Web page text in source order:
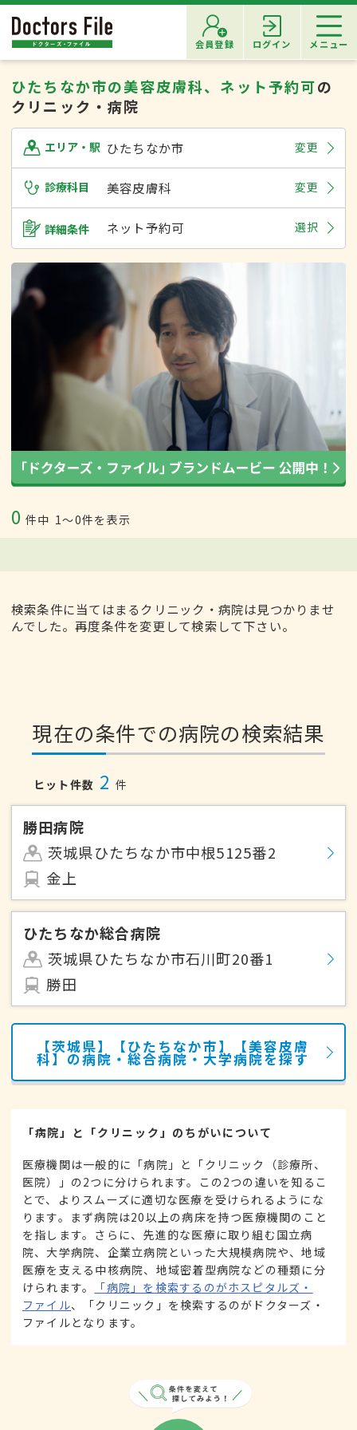
会員登録 ログイン メニュー
ひたちなか市の美容皮膚科、ネット予約可の
クリニック・病院
エリア・駅 ひたちなか市 変更
診療科目 美容皮膚科 変更
詳細条件 ネット予約可 選択
0 件中 1〜0件を表示
検索条件に当てはまるクリニック・病院は見つかりませ
んでした。再度条件を変更して検索して下さい。
現在の条件での病院の検索結果
ヒット件数 2 件
勝田病院
茨城県ひたちなか市中根5125番2
金上
ひたちなか総合病院
茨城県ひたちなか市石川町20番1
勝田
【茨城県】【ひたちなか市】【美容皮膚
科】の病院・総合病院・大学病院を探す
「病院」と「クリニック」のちがいについて
医療機関は一般的に「病院」と「クリニック（診療所、
医院）」の2つに分けられます。この2つの違いを知るこ
とで、よりスムーズに適切な医療を受けられるようにな
ります。まず病院は20以上の病床を持つ医療機関のこと
を指します。さらに、先進的な医療に取り組む国立病
院、大学病院、企業立病院といった大規模病院や、地域
医療を支える中核病院、地域密着型病院などの種類に分
けられます。
「病院」を検索するのがホスピタルズ・
ファイル、「クリニック」を検索するのがドクターズ・
ファイルとなります。